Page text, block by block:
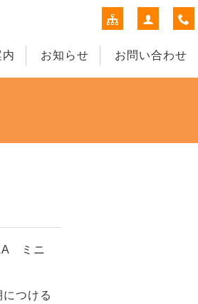
お知らせ お問い合わせ
ミニ
につける